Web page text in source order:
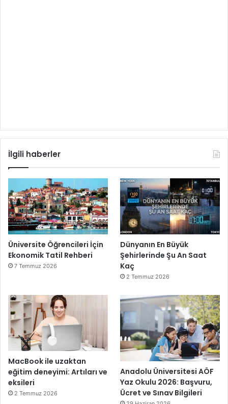
İlgili haberler
Üniversite Öğrencileri İçin
Ekonomik Tatil Rehberi
7 Temmuz 2026
Dünyanın En Büyük
Şehirlerinde Şu An Saat
Kaç
2 Temmuz 2026
MacBook ile uzaktan
eğitim deneyimi: Artıları ve
eksileri
2 Temmuz 2026
Anadolu Üniversitesi AÖF
Yaz Okulu 2026: Başvuru,
Ücret ve Sınav Bilgileri